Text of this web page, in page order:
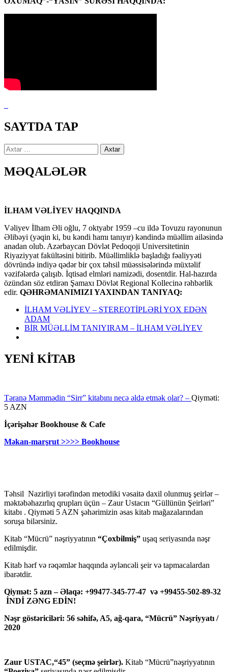
SAYTDA TAP
Axtarış:
MƏQALƏLƏR
İLHAM VƏLİYEV HAQQINDA
Vəliyev İlham Əli oğlu, 7 oktyabr 1959 –cu ildə Tovuzu rayonunun
Əlibəyi (yəqin ki, bu kəndi hamı tanıyır) kəndində müəllim ailəsində
anadan olub. Azərbaycan Dövlət Pedoqoji Universitetinin
Riyaziyyat fakültəsini bitirib. Müəllimliklə başladığı fəaliyyəti
dövründə indiyə qədər bir çox təhsil müəssisələrində müxtəlif
vəzifələrdə çalışıb. İqtisad elmləri namizədi, dosentdir. Hal-hazırda
özündən söz etdirən Şamaxı Dövlət Regional Kollecinə rəhbərlik
edir. QƏHRƏMANIMIZI YAXINDAN TANIYAQ:
İLHAM VƏLİYEV – STEREOTİPLƏRİ YOX EDƏN
ADAM
BİR MÜƏLLİM TANIYIRAM – İLHAM VƏLİYEV
YENİ KİTAB
Təranə Məmmədin “Sirr” kitabını necə əldə etmək olar? – Qiyməti:
5 AZN
İçərişəhər Bookhouse & Cafe
Məkan-marşrut >>>> Bookhouse
Təhsil Nazirliyi tərəfindən metodiki vəsaitə daxil olunmuş şeirlər –
məktəbəhazırlıq qrupları üçün – Zaur Ustacın “Güllünün Şeirləri”
kitabı . Qiyməti 5 AZN şəhərimizin əsas kitab mağazalarından
soruşa bilərsiniz.
Kitab “Mücrü” nəşriyyatının “Çoxbilmiş” uşaq seriyasında nəşr
edilmişdir.
Kitab hərf və rəqəmlər haqqında əyləncəli şeir və tapmacalardan
ibarətdir.
Qiymət: 5 azn – Əlaqə: +99477-345-77-47 və +99455-502-89-32
İNDİ ZƏNG EDİN!
Nəşr göstəriciləri: 56 səhifə, A5, ağ-qara, “Mücrü” Nəşriyyatı /
2020
Zaur USTAC,“45” (seçmə şeirlər). Kitab “Mücrü”nəşriyyatının